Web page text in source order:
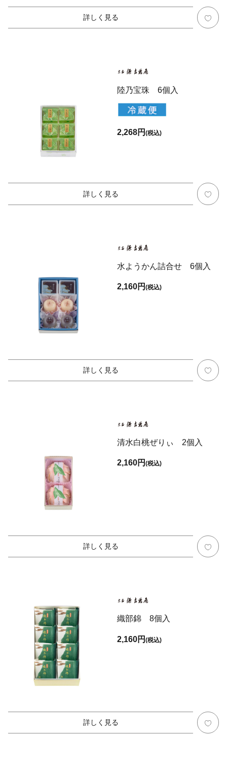
詳しく見る
陸乃宝珠 6個入
2,268円(税込)
詳しく見る
水ようかん詰合せ 6個入
2,160円(税込)
詳しく見る
清水白桃ぜりぃ 2個入
2,160円(税込)
詳しく見る
織部錦 8個入
2,160円(税込)
詳しく見る